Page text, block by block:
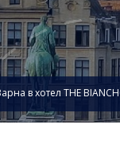
в хотел THE